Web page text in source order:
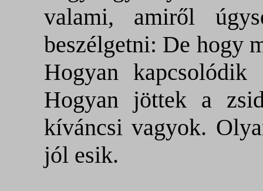
valami, amiről
beszélgetni: De hogy
Hogyan
Hogyan jöttek a
kíváncsi vagyok.
jól esik.